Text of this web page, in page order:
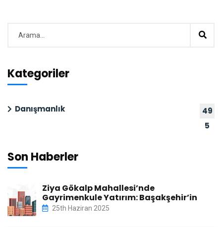
Kategoriler
Danışmanlık
49
5
Son Haberler
Ziya Gökalp Mahallesi’nde
Gayrimenkule Yatırım: Başakşehir’in
25th Haziran 2025